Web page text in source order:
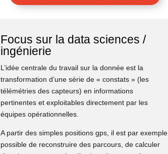
Focus sur la data sciences /
ingénierie
L’idée centrale du travail sur la donnée est la
transformation d’une série de « constats » (les
télémétries des capteurs) en informations
pertinentes et exploitables directement par les
équipes opérationnelles.
A partir des simples positions gps, il est par exemple
possible de reconstruire des parcours, de calculer